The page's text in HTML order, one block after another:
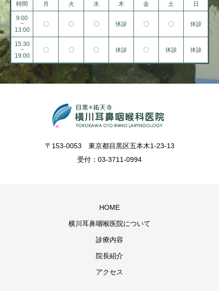
時間 月 火 水 木 金 土 日
9:00
~
13:00
〇 〇 〇 休診 〇 〇 休診
15:30
~
19:00
〇 〇 〇 休診 〇 休診 休診
〒153-0053 東京都目黒区五本木1-23-13
受付：03-3711-0994
HOME
横川耳鼻咽喉医院について
診療内容
院長紹介
アクセス